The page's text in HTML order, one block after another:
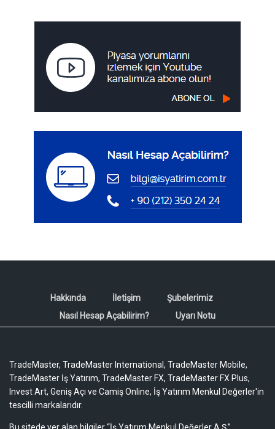
Hakkında İletişim
Şubelerimiz
Nasıl Hesap Açabilirim?
Uyarı Notu
TradeMaster, TradeMaster International, TradeMaster Mobile,
TradeMaster İş Yatırım, TradeMaster FX, TradeMaster FX Plus,
Invest Art, Geniş Açı ve Camiş Online, İş Yatırım Menkul Değerler'in
tescilli markalarıdır.
Bu sitede yer alan bilgiler “İş Yatırım Menkul Değerler A.Ş.”